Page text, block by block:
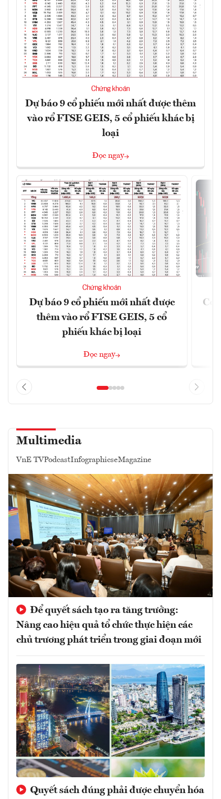
Chứng khoán
Dự báo 9 cổ phiếu mới nhất được thêm
vào rổ FTSE GEIS, 5 cổ phiếu khác bị
loại
Đọc ngay
Chứng khoán
Dự báo 9 cổ phiếu mới nhất được
thêm vào rổ FTSE GEIS, 5 cổ
phiếu khác bị loại
Đọc ngay
Có
Multimedia
VnE TVPodcastInfographicseMagazine
Để quyết sách tạo ra tăng trưởng:
Nâng cao hiệu quả tổ chức thực hiện các
chủ trương phát triển trong giai đoạn mới
Quyết sách đúng phải được chuyển hóa